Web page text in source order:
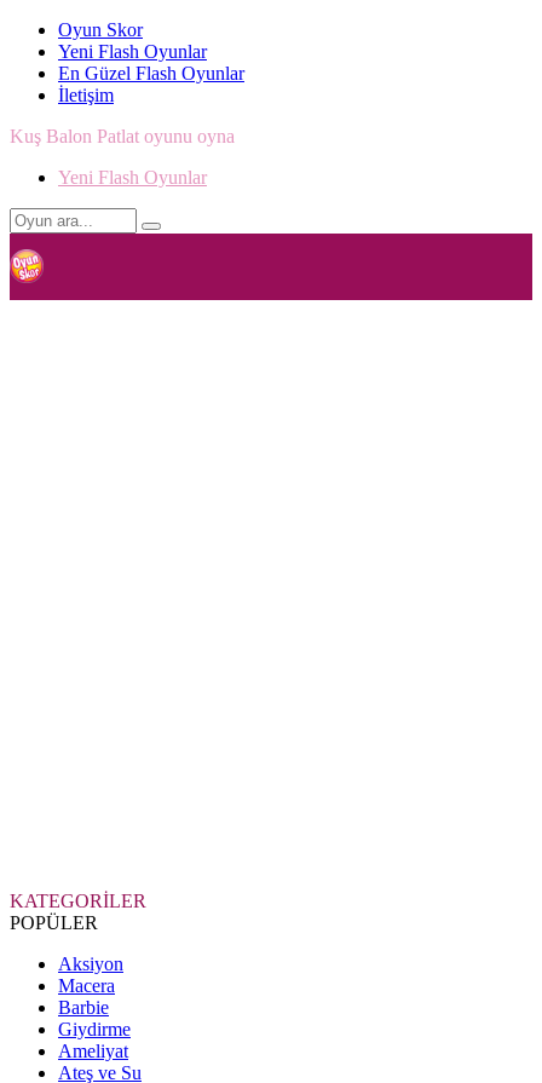
Oyun Skor
Yeni Flash Oyunlar
En Güzel Flash Oyunlar
İletişim
Kuş Balon Patlat oyunu oyna
Yeni Flash Oyunlar
KATEGORİLER
POPÜLER
Aksiyon
Macera
Barbie
Giydirme
Ameliyat
Ateş ve Su